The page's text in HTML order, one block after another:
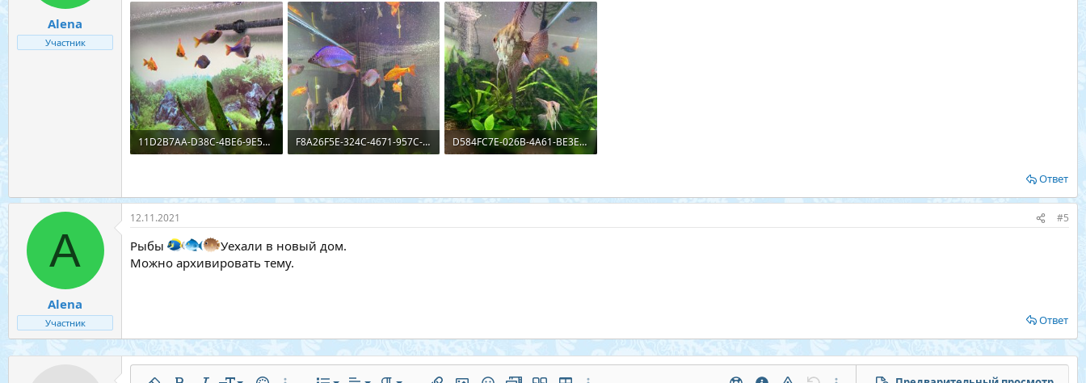
Alena
Участник
11D2B7AA-D38C-4BE6-9E5A-CD90CF71666D.jpeg
F8A26F5E-324C-4671-957C-839C1B120D2A.jpeg
D584FC7E-026B-4A61-BE3E-FBA795899EFD.jpeg
Ответ
A
Alena
Участник
12.11.2021 #5
Рыбы
Уехали в новый дом.
Можно архивировать тему.
Ответ